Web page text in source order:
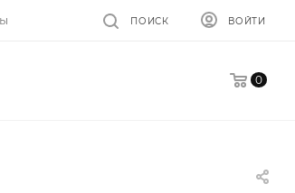
ВОЙТИ
ПОИСК
0